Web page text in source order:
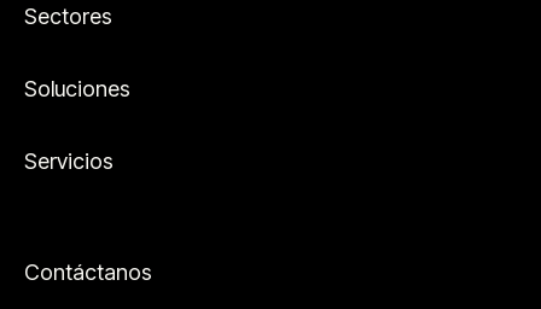
Sectores
Soluciones
Servicios
Contáctanos